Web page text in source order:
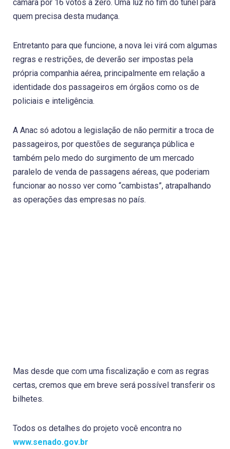
câmara por 16 votos a zero. Uma luz no fim do túnel para
quem precisa desta mudança.
Entretanto para que funcione, a nova lei virá com algumas
regras e restrições, de deverão ser impostas pela
própria companhia aérea, principalmente em relação a
identidade dos passageiros em órgãos como os de
policiais e inteligência.
A Anac só adotou a legislação de não permitir a troca de
passageiros, por questões de segurança pública e
também pelo medo do surgimento de um mercado
paralelo de venda de passagens aéreas, que poderiam
funcionar ao nosso ver como “cambistas”, atrapalhando
as operações das empresas no país.
Mas desde que com uma fiscalização e com as regras
certas, cremos que em breve será possível transferir os
bilhetes.
Todos os detalhes do projeto você encontra no
www.senado.gov.br